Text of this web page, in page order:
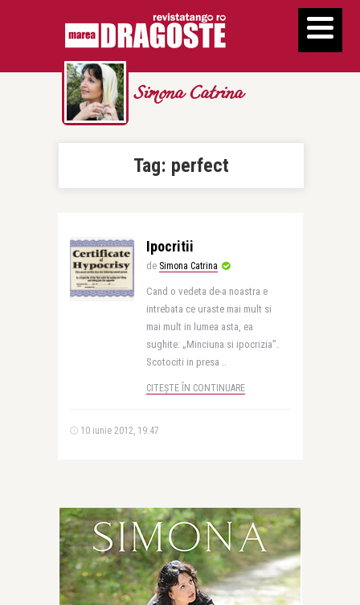
Simona Catrina
Tag: perfect
Ipocritii
de Simona Catrina
Cand o vedeta de-a noastra e
intrebata ce uraste mai mult si
mai mult in lumea asta, ea
sughite: „Minciuna si ipocrizia”.
Scotociti in presa ..
CITEȘTE ÎN CONTINUARE
10 iunie 2012, 19:47